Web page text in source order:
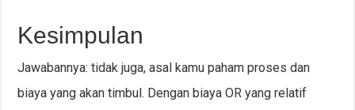
Kesimpulan
Jawabannya: tidak juga, asal kamu paham proses dan
biaya yang akan timbul. Dengan biaya OR yang relatif